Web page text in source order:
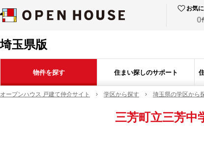
お気
0
埼玉県版
物件を探す 住まい探しのサポート
オープンハウス 戸建て仲介サイト 学区から探す 埼玉県の学区から
三芳町立三芳中